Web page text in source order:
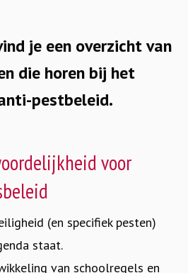
je een overzicht van
die horen bij het
pestbeleid.
voor
(en specifiek pesten)
staat.
van schoolregels en